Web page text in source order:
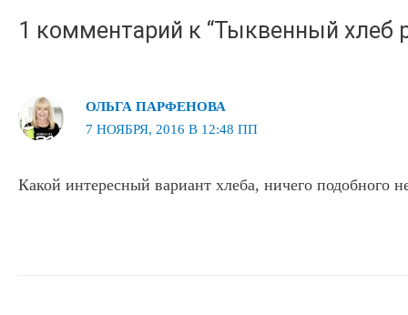
1 комментарий к “Тыквенный хлеб
ОЛЬГА ПАРФЕНОВА
7 НОЯБРЯ, 2016 В 12:48 ПП
Какой интересный вариант хлеба, ничего подобного